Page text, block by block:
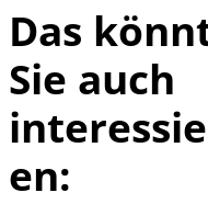
Das
Sie auch
en: